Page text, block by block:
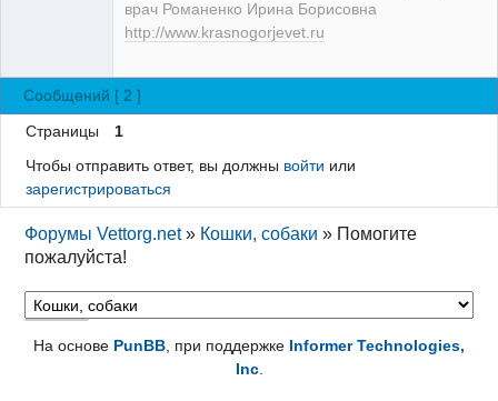
врач Романенко Ирина Борисовна
http://www.krasnogorjevet.ru
Сообщений [ 2 ]
Страницы
1
Чтобы отправить ответ, вы должны войти или
зарегистрироваться
Форумы Vettorg.net » Кошки, собаки » Помогите
пожалуйста!
На основе PunBB, при поддержке Informer Technologies,
Inc.